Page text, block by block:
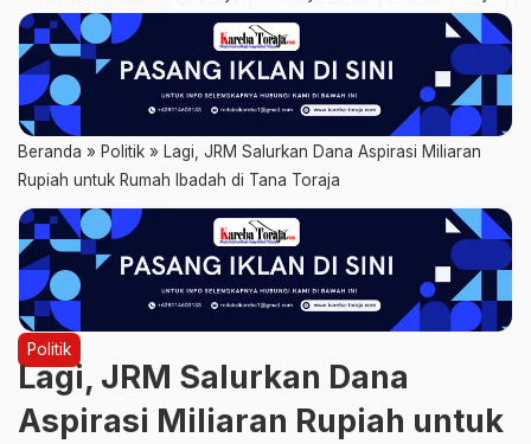
Beranda » Politik » Lagi, JRM Salurkan Dana Aspirasi Miliaran
Rupiah untuk Rumah Ibadah di Tana Toraja
Politik
Lagi, JRM Salurkan Dana
Aspirasi Miliaran Rupiah untuk